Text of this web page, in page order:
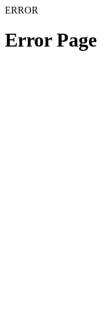
ERROR
Error Page